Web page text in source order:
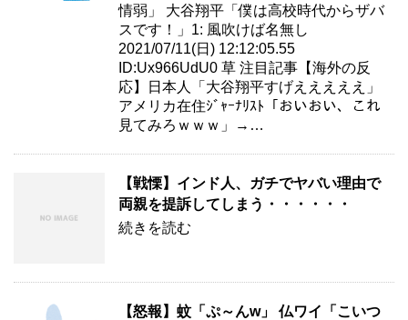
情弱」 大谷翔平「僕は高校時代からザバ
スです！」1: 風吹けば名無し
2021/07/11(日) 12:12:05.55
ID:Ux966UdU0 草 注目記事【海外の反
応】日本人「大谷翔平すげえええええ」
アメリカ在住ｼﾞｬｰﾅﾘｽﾄ「おいおい、これ
見てみろｗｗｗ」→…
【戦慄】インド人、ガチでヤバい理由で
両親を提訴してしまう・・・・・・
続きを読む
【怒報】蚊「ぷ～んw」 仏ワイ「こいつ